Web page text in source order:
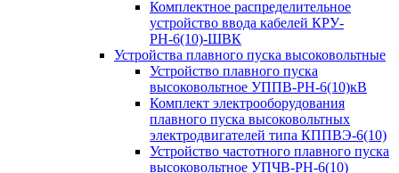
Комплектное распределительное
устройство ввода кабелей КРУ-
РН-6(10)-ШВК
Устройства плавного пуска высоковольтные
Устройство плавного пуска
высоковольтное УППВ-РН-6(10)кВ
Комплект электрооборудования
плавного пуска высоковольтных
электродвигателей типа КППВЭ-6(10)
Устройство частотного плавного пуска
высоковольтное УПЧВ-РН-6(10)